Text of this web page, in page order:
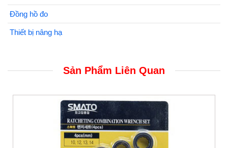
Đồng hồ đo
Thiết bị nâng hạ
Sản Phẩm Liên Quan